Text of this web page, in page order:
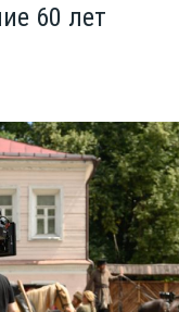
60 лет